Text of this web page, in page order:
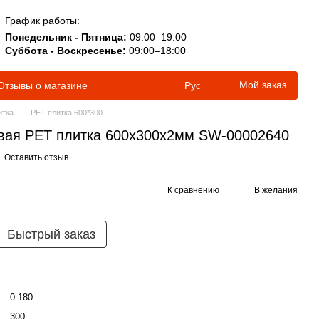
График работы:
Понедельник - Пятница: 09:00–19:00
Суббота - Воскресенье: 09:00–18:00
о магазине Рус Мой заказ
PET плитка 600*300
PET плитка 600х300х2мм SW-00002640
Оставить отзыв
К сравнению В желания
Быстрый заказ
0.180
300